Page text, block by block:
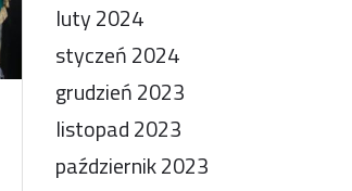
luty 2024
styczeń 2024
grudzień 2023
listopad 2023
październik 2023